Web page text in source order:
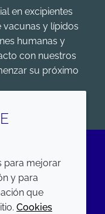
en excipientes
y lípidos
humanas y
con nuestros
su próximo
para mejorar
y para
que
Cookies